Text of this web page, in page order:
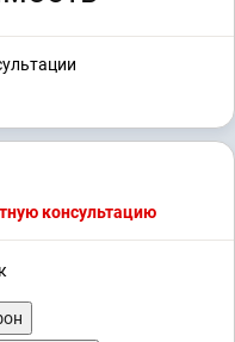
консультацию